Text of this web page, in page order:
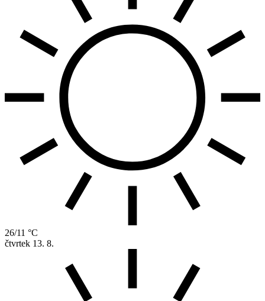
26/11 °C
čtvrtek 13. 8.